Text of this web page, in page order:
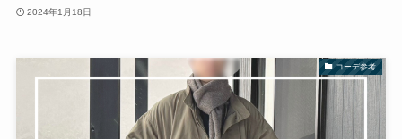
2024年1月18日
コーデ参考